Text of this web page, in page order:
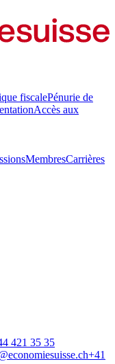
fiscalePénurie de
Accès aux
MembresCarrières
421 35 35
+41